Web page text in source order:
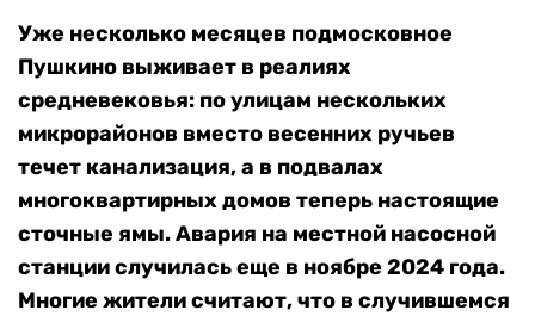
Уже несколько месяцев подмосковное
Пушкино выживает в реалиях
средневековья: по улицам нескольких
микрорайонов вместо весенних ручьев
течет канализация, а в подвалах
многоквартирных домов теперь настоящие
сточные ямы. Авария на местной насосной
станции случилась еще в ноябре 2024 года.
Многие жители считают, что в случившемся